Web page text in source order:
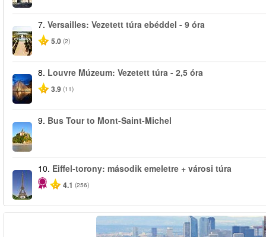
7. Versailles: Vezetett túra ebéddel - 9 óra
5.0 (2)
8. Louvre Múzeum: Vezetett túra - 2,5 óra
3.9 (11)
9. Bus Tour to Mont-Saint-Michel
10. Eiffel-torony: második emeletre + városi túra
4.1 (256)